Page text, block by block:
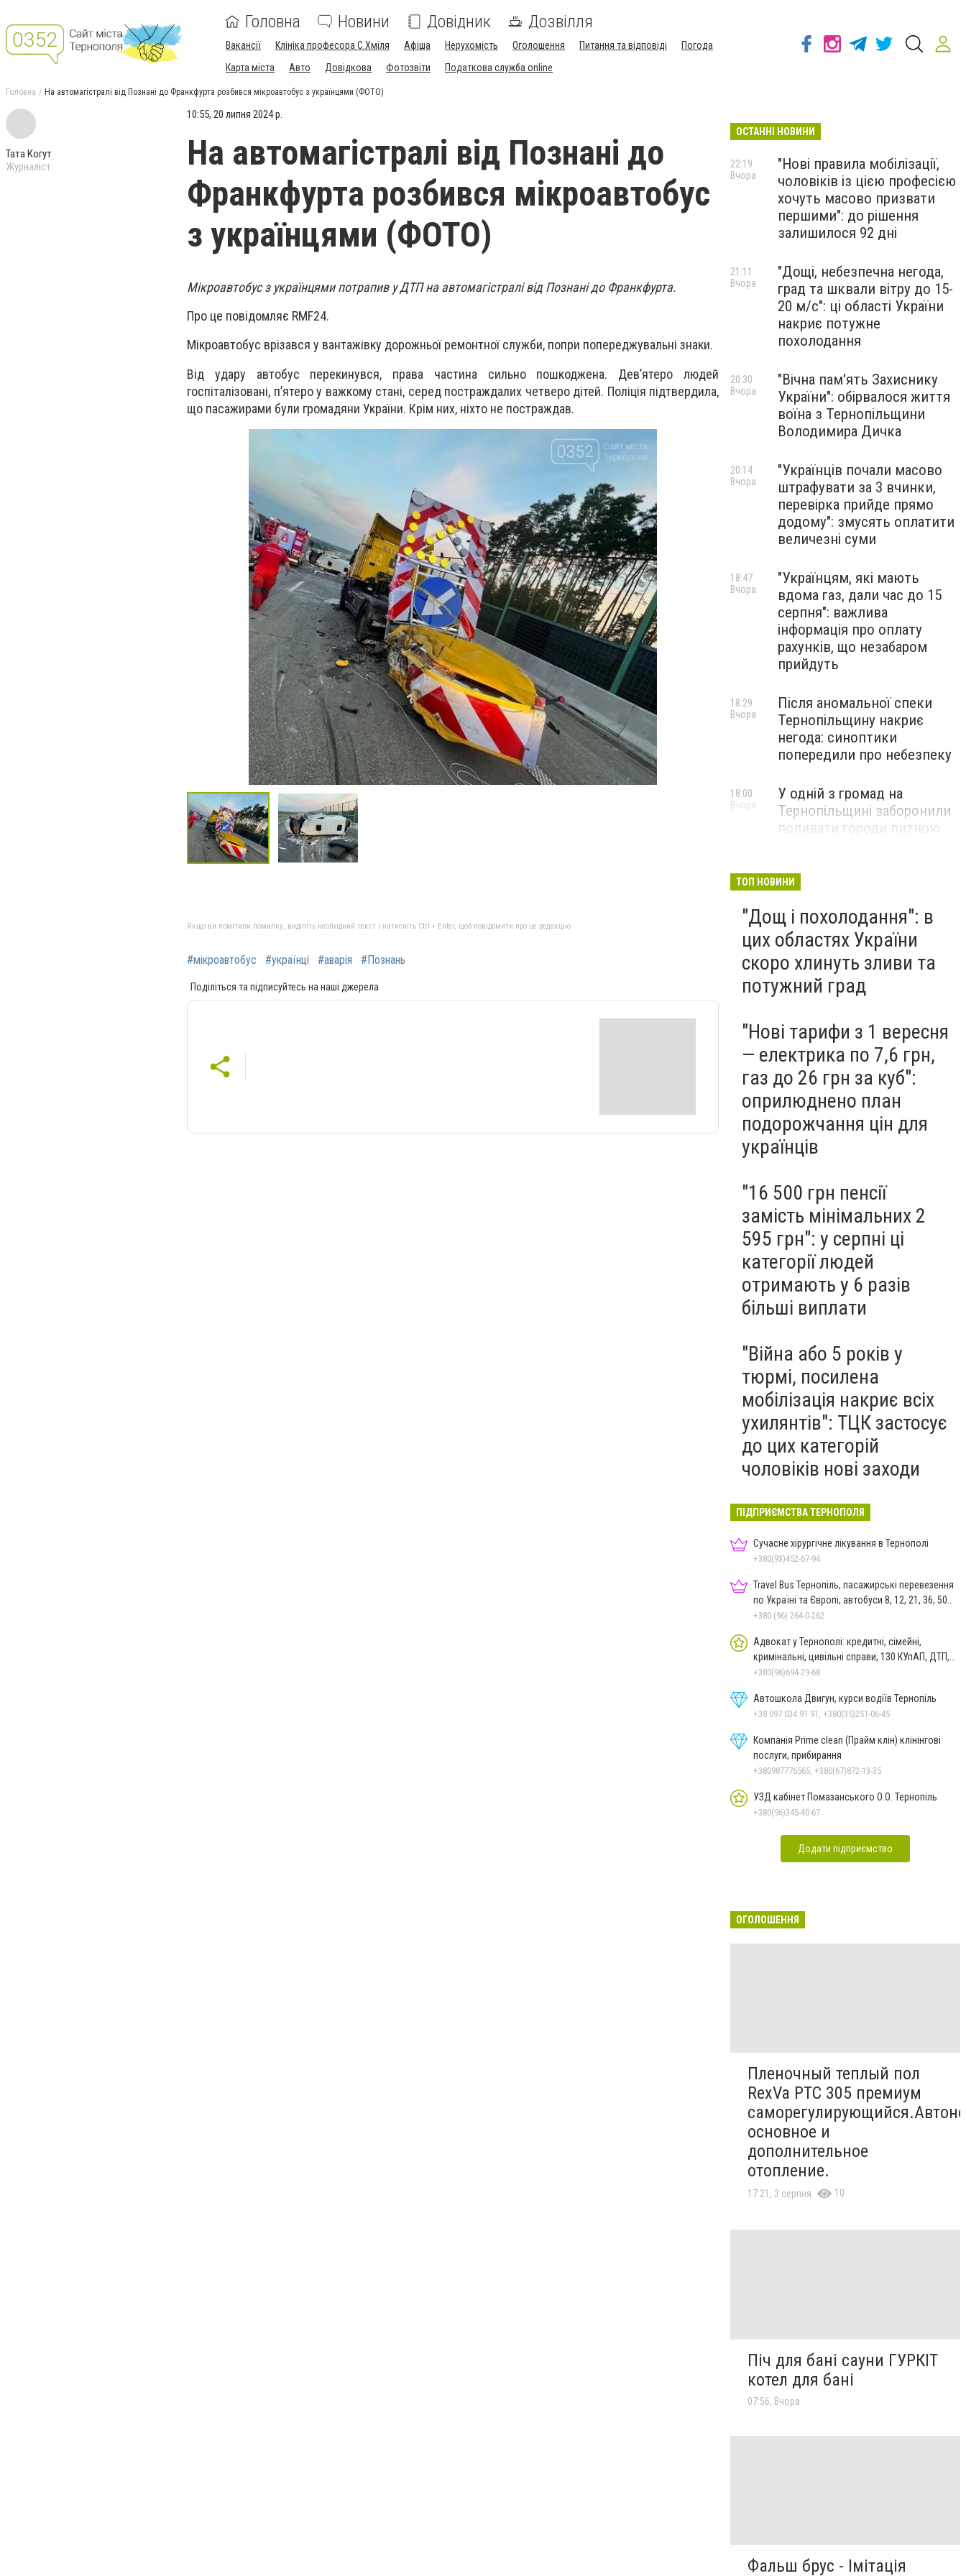
Головна Новини Довідник Дозвілля
Вакансії Клініка професора С.Хміля Афіша Нерухомість Оголошення Питання та відповіді
Погода
Карта міста
Авто Довідкова Фотозвіти Податкова служба online
Головна На автомагістралі від Познані до Франкфурта розбився мікроавтобус з українцями (ФОТО)
Тата Когут
Журналіст
10:55, 20 липня 2024 р.
На автомагістралі від Познані до
Франкфурта розбився мікроавтобус
з українцями (ФОТО)
Мікроавтобус з українцями потрапив у ДТП на автомагістралі від Познані до Франкфурта.
Про це повідомляє RMF24.
Мікроавтобус врізався у вантажівку дорожньої ремонтної служби, попри попереджувальні знаки.
Від удару автобус перекинувся, права частина сильно пошкоджена. Дев’ятеро людей
госпіталізовані, п’ятеро у важкому стані, серед постраждалих четверо дітей. Поліція підтвердила,
що пасажирами були громадяни України. Крім них, ніхто не постраждав.
Якщо ви помітили помилку, виділіть необхідний текст і натисніть Ctrl + Enter, щоб повідомити про це редакцію
#мікроавтобус #українці #аварія #Познань
Поділіться та підписуйтесь на наші джерела
ОСТАННІ НОВИНИ
"Нові правила мобілізації,
чоловіків із цією професією
хочуть масово призвати
першими": до рішення
залишилося 92 дні
22:19
Вчора
"Дощі, небезпечна негода,
град та шквали вітру до 15-
20 м/с": ці області України
накриє потужне
похолодання
21:11
Вчора
"Вічна пам'ять Захиснику
України": обірвалося життя
воїна з Тернопільщини
Володимира Дичка
20:30
Вчора
"Українців почали масово
штрафувати за 3 вчинки,
перевірка прийде прямо
додому": змусять оплатити
величезні суми
20:14
Вчора
"Українцям, які мають
вдома газ, дали час до 15
серпня": важлива
інформація про оплату
рахунків, що незабаром
прийдуть
18:47
Вчора
Після аномальної спеки
Тернопільщину накриє
негода: синоптики
попередили про небезпеку
18:29
Вчора
У одній з громад на
Тернопільщині заборонили
поливати городи питною
18:00
Вчора
миті: на Тернопільщині
знешкодили боєприпас
Вчора
ТОП НОВИНИ
"Дощ і похолодання": в
цих областях України
скоро хлинуть зливи та
потужний град
"Нові тарифи з 1 вересня
— електрика по 7,6 грн,
газ до 26 грн за куб":
оприлюднено план
подорожчання цін для
українців
"16 500 грн пенсії
замість мінімальних 2
595 грн": у серпні ці
категорії людей
отримають у 6 разів
більші виплати
"Війна або 5 років у
тюрмі, посилена
мобілізація накриє всіх
ухилянтів": ТЦК застосує
до цих категорій
чоловіків нові заходи
ПІДПРИЄМСТВА ТЕРНОПОЛЯ
Сучасне хірургічне лікування в Тернополі
+380(93)452-67-94
Travel Bus Тернопіль, пасажирські перевезення
по Україні та Європі, автобуси 8, 12, 21, 36, 50
місць
+380 (96) 264-0-262
Адвокат у Тернополі: кредитні, сімейні,
кримінальні, цивільні справи, 130 КУпАП, ДТП,
банкрутство
+380(96)694-29-68
Автошкола Двигун, курси водіїв Тернопіль
+38 097 034 91 91, +380(35)251-06-45
Компанія Prime clean (Прайм клін) клінінгові
послуги, прибирання
+380987776565, +380(67)872-13-35
УЗД кабінет Помазанського О.О. Тернопіль
+380(96)345-40-67
Додати підприємство
ОГОЛОШЕННЯ
Пленочный теплый пол
RexVa PTC 305 премиум
основное и
дополнительное
отопление.
17:21, 3 серпня 10
Піч для бані сауни ГУРКІТ
котел для бані
07:56, Вчора
Фальш брус - Імітація